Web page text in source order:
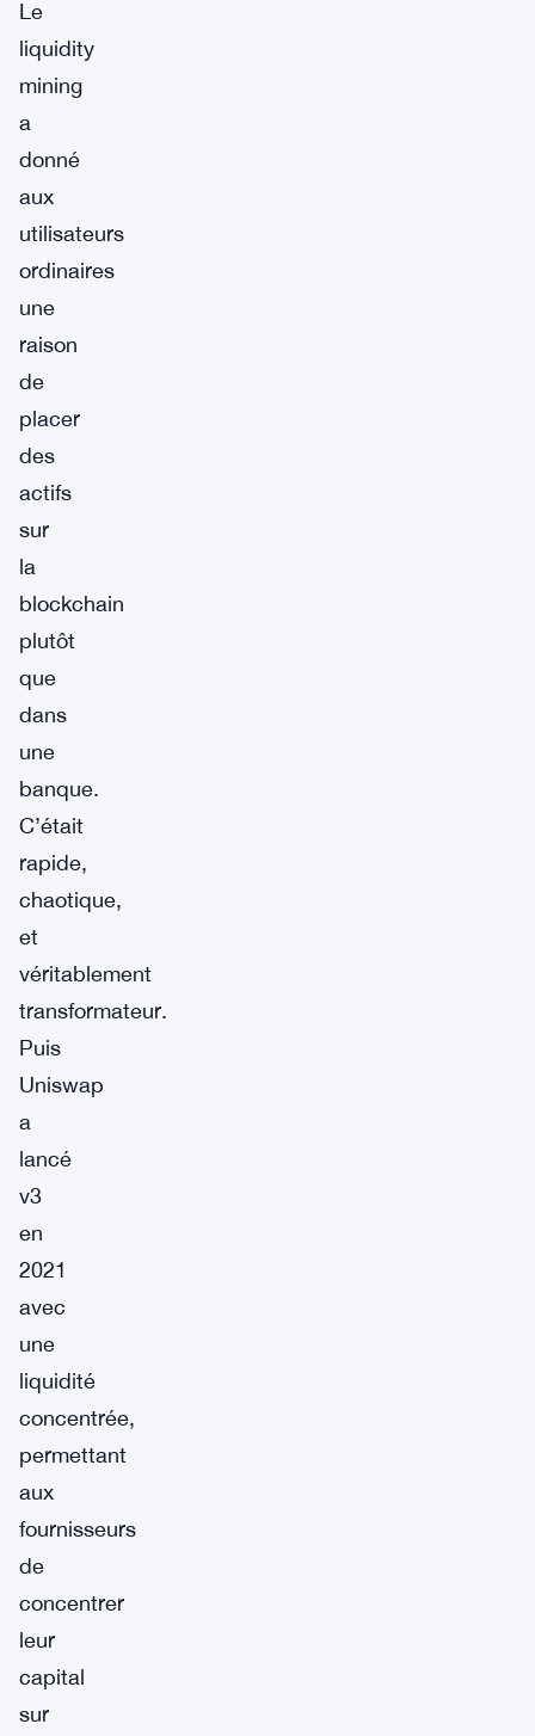
Le
liquidity
mining
a
donné
aux
utilisateurs
ordinaires
une
raison
de
placer
des
actifs
sur
la
blockchain
plutôt
que
dans
une
banque.
C’était
rapide,
chaotique,
et
véritablement
transformateur.
Puis
Uniswap
a
lancé
v3
en
2021
avec
une
liquidité
concentrée,
permettant
aux
fournisseurs
de
concentrer
leur
capital
sur